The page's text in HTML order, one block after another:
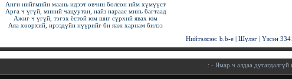
Анги нийгмийн маань идээт өвчин болсон ийм хүмүүст
Арга ч үгүй, миний чацуутан, найз нараас минь багтаад
Ажиг ч үгүй, тэгэх ёстой юм шиг сүрхий явах юм
Аяа хөөрхий, ирээдүйн нүүрийг би яаж харнам билээ
Нийтэлсэн: b.b-e | Шүлэг | Үзсэн
- Ямар ч алдаа дутагдалгүй